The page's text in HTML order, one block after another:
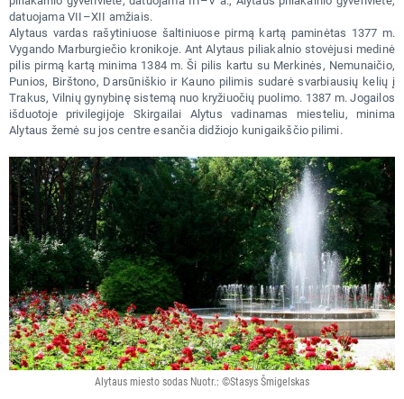
datuojama VII–XII amžiais.
Alytaus vardas rašytiniuose šaltiniuose pirmą kartą paminėtas 1377 m.
Vygando Marburgiečio kronikoje. Ant Alytaus piliakalnio stovėjusi medinė
pilis pirmą kartą minima 1384 m. Ši pilis kartu su Merkinės, Nemunaičio,
Punios, Birštono, Darsūniškio ir Kauno pilimis sudarė svarbiausių kelių į
Trakus, Vilnių gynybinę sistemą nuo kryžiuočių puolimo. 1387 m. Jogailos
išduotoje privilegijoje Skirgailai Alytus vadinamas miesteliu, minima
Alytaus žemė su jos centre esančia didžiojo kunigaikščio pilimi.
Alytaus miesto sodas Nuotr.: ©Stasys Šmigelskas